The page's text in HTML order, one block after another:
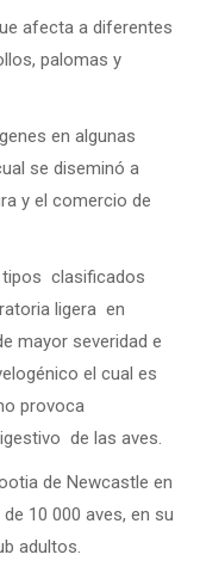
afecta a diferentes
palomas y
en algunas
se diseminó a
y el comercio de
tipos clasificados
ligera en
mayor severidad e
el cual es
provoca
de las aves.
de Newcastle en
10 000 aves, en su
adultos.